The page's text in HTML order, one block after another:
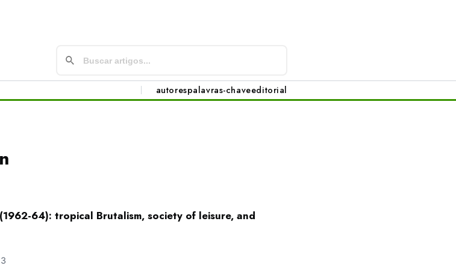
autorespalavras-chaveeditorial
64): tropical Brutalism, society of leisure, and